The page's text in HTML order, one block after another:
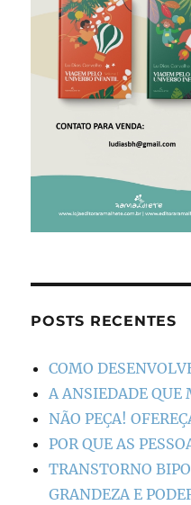
POSTS RECENTES
COMO
A ANSIEDADE QUE
NÃO PEÇA!
POR QUE AS
TRANSTORNO
GRANDEZA E